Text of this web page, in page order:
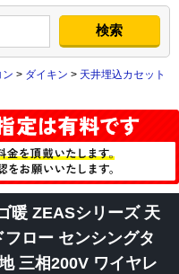
ン > ダイキン > 天井埋込カセット
暖 ZEASシリーズ 天
ロー センシングタ
三相200V ワイヤレ